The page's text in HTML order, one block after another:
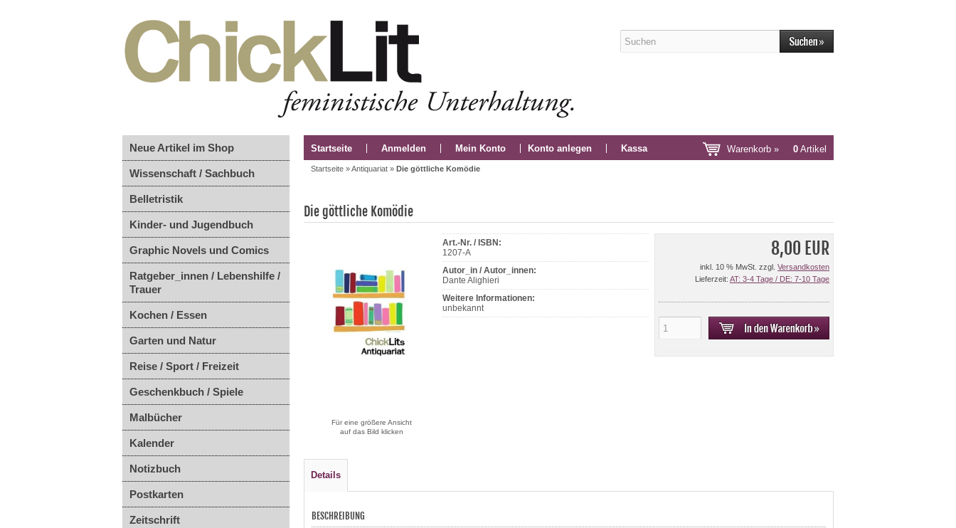
Neue Artikel im Shop
Wissenschaft / Sachbuch
Belletristik
Kinder- und Jugendbuch
Graphic Novels und Comics
Ratgeber_innen / Lebenshilfe /
Trauer
Kochen / Essen
Garten und Natur
Reise / Sport / Freizeit
Geschenkbuch / Spiele
Malbücher
Kalender
Notizbuch
Postkarten
Zeitschrift
Startseite Anmelden Mein Konto Konto anlegen Kassa Warenkorb » 0 Artikel
Startseite »Antiquariat » Die göttliche Komödie
Die göttliche Komödie
Für eine größere Ansicht
auf das Bild klicken
Art.-Nr. / ISBN:
1207-A
Autor_in / Autor_innen:
Dante Alighieri
Weitere Informationen:
unbekannt
8,00 EUR
inkl. 10 % MwSt. zzgl. Versandkosten
Lieferzeit: AT: 3-4 Tage / DE: 7-10 Tage
Details
BESCHREIBUNG